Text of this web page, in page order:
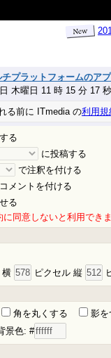
プラットフォームのア
木曜日 11 時 15 分 17
る前に ITmedia の利用規
る
に投稿する
で注釈を付ける
メントを付ける
る
同意しないと利用できま
横
ピクセル 縦
角を丸くする
影を
景色: #